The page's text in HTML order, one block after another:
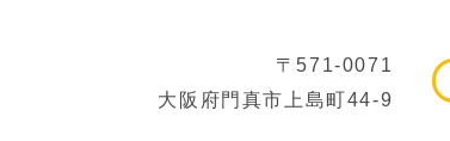
〒571-0071
大阪府門真市上島町44-9